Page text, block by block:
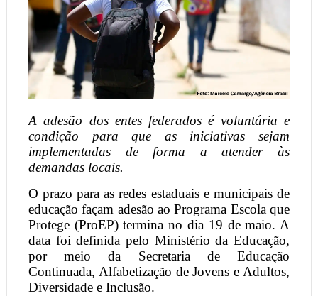
A adesão dos entes federados é voluntária e
condição para que as iniciativas sejam
implementadas de forma a atender às
demandas locais.
O prazo para as redes estaduais e municipais de
educação façam adesão ao Programa Escola que
Protege (ProEP) termina no dia 19 de maio. A
data foi definida pelo Ministério da Educação,
por meio da Secretaria de Educação
Continuada, Alfabetização de Jovens e Adultos,
Diversidade e Inclusão.